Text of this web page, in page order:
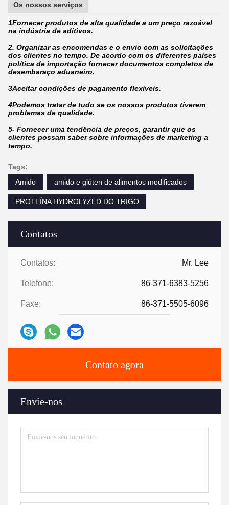
Contatos
Contatos: Mr. Lee
Telefone: 86-371-6383-5256
Faxe: 86-371-5505-6096
Contato agora
Envie-nos
Os nossos serviços
1Fornecer produtos de alta qualidade a um preço razoável
na indústria de aditivos.
2. Organizar as encomendas e o envio com as solicitações
dos clientes no tempo. De acordo com os diferentes países
política de importação fornecer documentos completos de
desembaraço aduaneiro.
3Aceitar condições de pagamento flexíveis.
4Podemos tratar de tudo se os nossos produtos tiverem
problemas de qualidade.
5- Fornecer uma tendência de preços, garantir que os
clientes possam saber sobre informações de marketing a
tempo.
Tags:
Amido
amido e glúten de alimentos modificados
PROTEÍNA HYDROLYZED DO TRIGO